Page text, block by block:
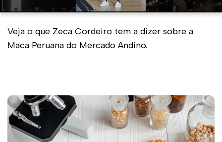
Veja o que Zeca Cordeiro tem a dizer sobre a
Maca Peruana do Mercado Andino.